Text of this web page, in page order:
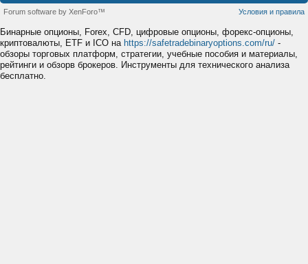
Условия и правила
Forum software by XenForo™
Бинарные опционы, Forex, CFD, цифровые опционы, форекс-опционы,
криптовалюты, ETF и ICO на https://safetradebinaryoptions.com/ru/ -
обзоры торговых платформ, стратегии, учебные пособия и материалы,
рейтинги и обзорв брокеров. Инструменты для технического анализа
бесплатно.